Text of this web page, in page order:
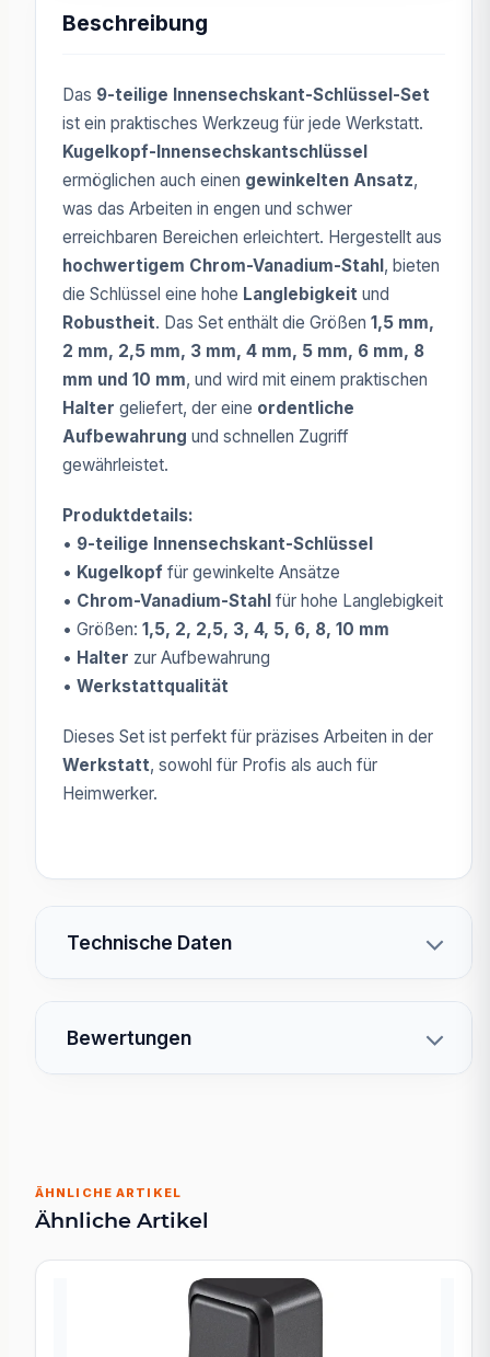
Beschreibung
Das 9-teilige Innensechskant-Schlüssel-Set
ist ein praktisches Werkzeug für jede Werkstatt.
Kugelkopf-Innensechskantschlüssel
ermöglichen auch einen gewinkelten Ansatz,
was das Arbeiten in engen und schwer
erreichbaren Bereichen erleichtert. Hergestellt aus
hochwertigem Chrom-Vanadium-Stahl, bieten
die Schlüssel eine hohe Langlebigkeit und
Robustheit. Das Set enthält die Größen 1,5 mm,
2 mm, 2,5 mm, 3 mm, 4 mm, 5 mm, 6 mm, 8
mm und 10 mm, und wird mit einem praktischen
Halter geliefert, der eine ordentliche
Aufbewahrung und schnellen Zugriff
gewährleistet.
Produktdetails:
• 9-teilige Innensechskant-Schlüssel
• Kugelkopf für gewinkelte Ansätze
• Chrom-Vanadium-Stahl für hohe Langlebigkeit
• Größen: 1,5, 2, 2,5, 3, 4, 5, 6, 8, 10 mm
• Halter zur Aufbewahrung
• Werkstattqualität
Dieses Set ist perfekt für präzises Arbeiten in der
Werkstatt, sowohl für Profis als auch für
Heimwerker.
Technische Daten
Bewertungen
ÄHNLICHE ARTIKEL
Ähnliche Artikel